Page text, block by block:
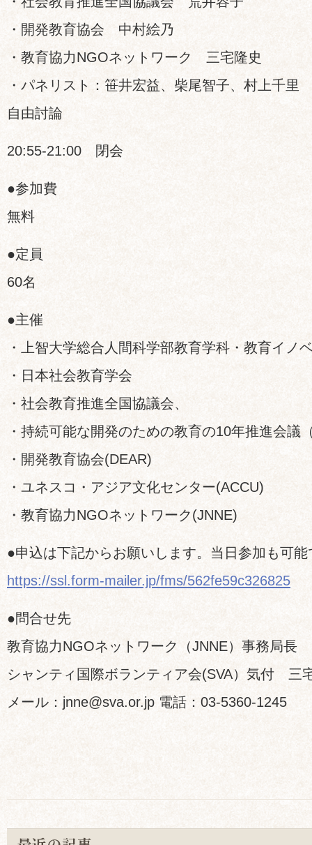
・開発教育協会 中村絵乃
・教育協力NGOネットワーク 三宅隆史
・パネリスト：笹井宏益、柴尾智子、村上千里
自由討論
20:55-21:00 閉会
●参加費
無料
●定員
60名
●主催
・上智大学総合人間科学部教育学科・教育イノ
・日本社会教育学会
・社会教育推進全国協議会、
・持続可能な開発のための教育の10年推進会議
・開発教育協会(DEAR)
・ユネスコ・アジア文化センター(ACCU)
・教育協力NGOネットワーク(JNNE)
●申込は下記からお願いします。当日参加も可能
https://ssl.form-mailer.jp/fms/562fe59c326825
●問合せ先
教育協力NGOネットワーク（JNNE）事務局長
シャンティ国際ボランティア会(SVA）気付 三
メール：jnne@sva.or.jp 電話：03-5360-1245